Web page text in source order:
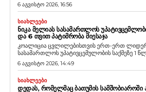
6 აგვისტო 2026, 16:56
ᲡᲘᲐᲮᲚᲔᲔᲑᲘ
ᲜᲘᲙᲐ ᲛᲔᲚᲘᲐᲡ ᲡᲐᲡᲐᲛᲐᲠᲗᲚᲝᲡ
ᲓᲐ 6 ᲗᲕᲘᲗ ᲞᲐᲢᲘᲛᲠᲝᲑᲐ ᲛᲘᲔᲡᲐᲯᲐ
კოალიცია ცვლილებისთვის ერთ-ერთ
სასამართლოს უპატივცემულობის საქმეზე 1
6 აგვისტო 2026, 14:49
ᲡᲘᲐᲮᲚᲔᲔᲑᲘ
ᲓᲔᲓᲐᲡ, ᲠᲝᲛᲔᲚᲛᲐᲪ ᲑᲐᲗᲣᲛᲘᲡ